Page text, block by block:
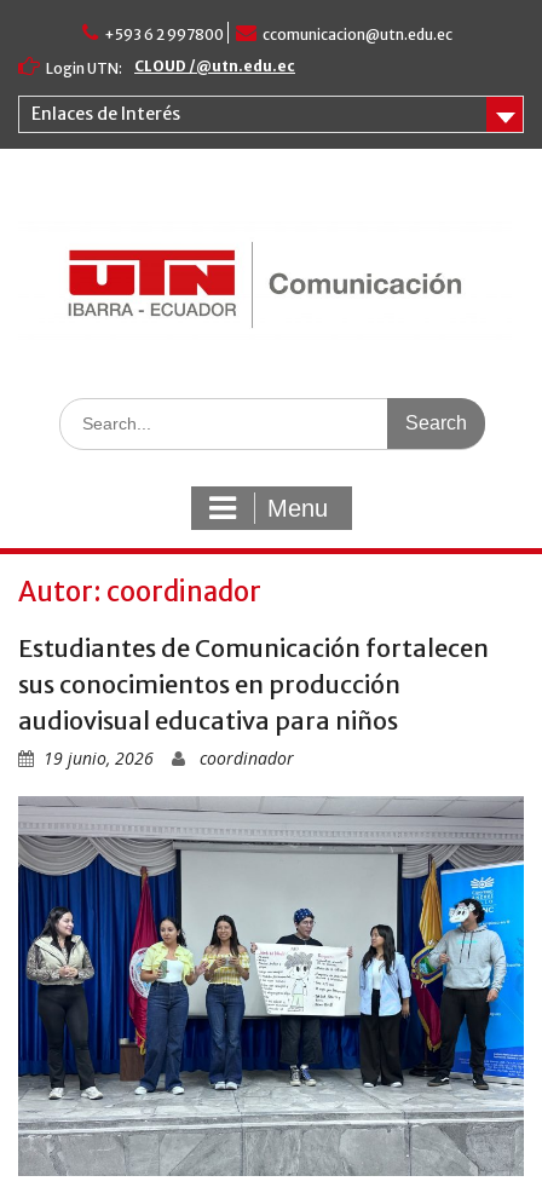
content
+593 6 2 997800
ccomunicacion@utn.edu.ec
Login UTN:
CLOUD /@utn.edu.ec
Enlaces de Interés
Search
for:
Menu
Autor: coordinador
Estudiantes de Comunicación fortalecen
sus conocimientos en producción
audiovisual educativa para niños
19 junio, 2026 coordinador